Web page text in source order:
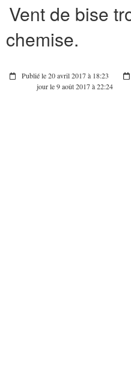
Vent de bise
chemise.
Publié le 20 avril 2017 à 18:23
jour le 9 août 2017 à 22:24